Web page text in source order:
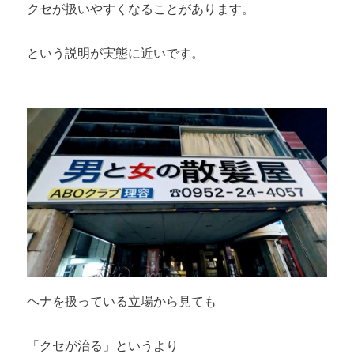
クセが扱いやすくなることがあります。
という説明が実態に近いです。
ヘナを扱っている立場から見ても
「クセが治る」というより